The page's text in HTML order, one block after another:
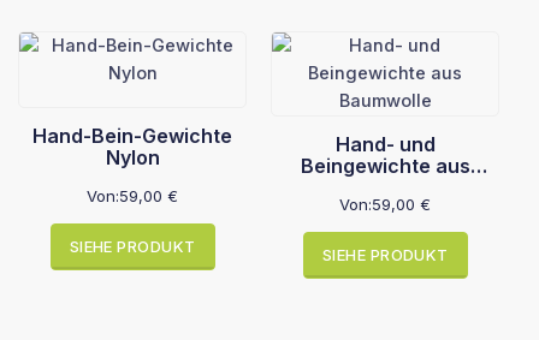
Hand-Bein-Gewichte
Nylon
Von:59,00€
SIEHE PRODUKT
Hand- und
Beingewichte aus
Von:59,00€
SIEHE PRODUKT